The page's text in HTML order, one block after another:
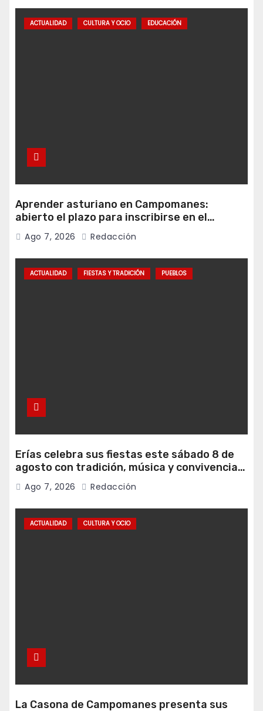
ACTUALIDAD CULTURA Y OCIO EDUCACIÓN
Aprender asturiano en Campomanes:
abierto el plazo para inscribirse en el
programa Falamos
Ago 7, 2026 Redacción
ACTUALIDAD FIESTAS Y TRADICIÓN PUEBLOS
Erías celebra sus fiestas este sábado 8 de
agosto con tradición, música y convivencia
vecinal
Ago 7, 2026 Redacción
ACTUALIDAD CULTURA Y OCIO
La Casona de Campomanes presenta sus